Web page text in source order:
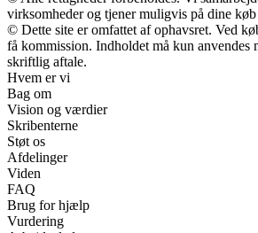
virksomheder og tjener muligvis på dine
© Dette site er omfattet af ophavsret. Ved
få kommission. Indholdet må kun anvendes
skriftlig aftale.
Hvem er vi
Bag om
Vision og værdier
Skribenterne
Støt os
Afdelinger
Viden
FAQ
Brug for hjælp
Vurdering